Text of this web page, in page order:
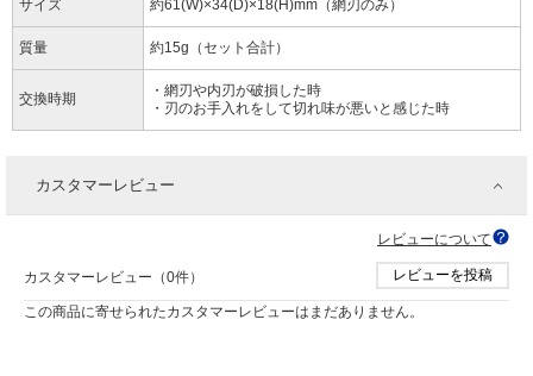
サイズ 約61(W)×34(D)×18(H)mm（網刃のみ）
質量 約15g（セット合計）
交換時期
・網刃や内刃が破損した時
・刃のお手入れをして切れ味が悪いと感じた時
カスタマーレビュー
レビューについて
カスタマーレビュー（0件） レビューを投稿
この商品に寄せられたカスタマーレビューはまだありません。